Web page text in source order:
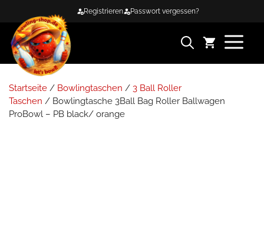
springen
Registrieren Passwort vergessen?
Startseite / Bowlingtaschen / 3 Ball Roller
Taschen / Bowlingtasche 3Ball Bag Roller Ballwagen
ProBowl – PB black/ orange